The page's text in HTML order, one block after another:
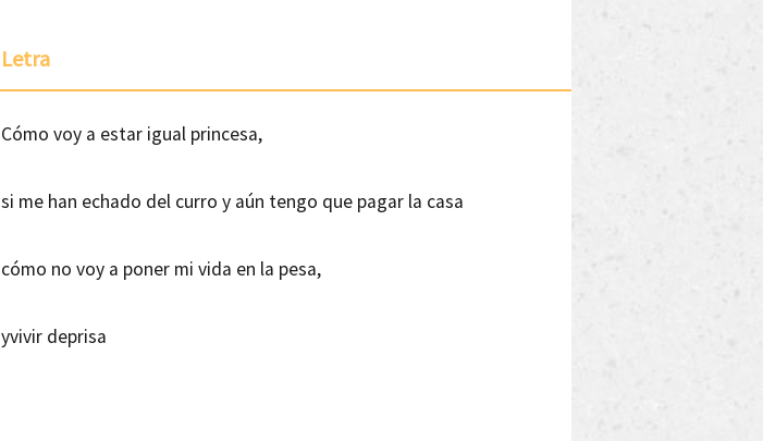
Letra
Cómo voy a estar igual princesa,
si me han echado del curro y aún tengo que pagar la casa
cómo no voy a poner mi vida en la pesa,
yvivir deprisa